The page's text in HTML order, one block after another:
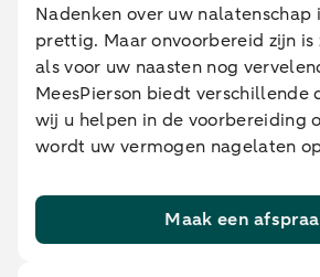
Nadenken over uw nalatenschap
prettig. Maar onvoorbereid zijn
als voor uw naasten nog
MeesPierson biedt verschillende
wij u helpen in de voorbereiding
wordt uw vermogen nagelaten
Maak een